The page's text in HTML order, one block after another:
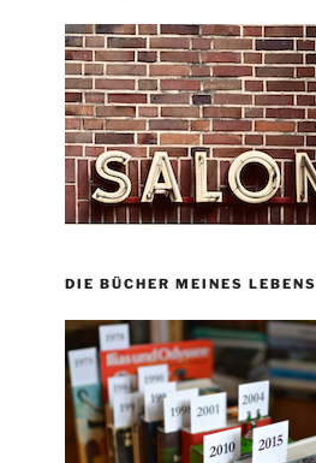
DIE BÜCHER MEINES LEBENS